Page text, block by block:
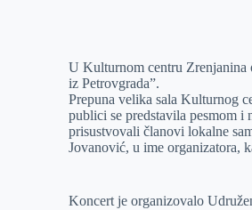
r
n
A
p
p
i
l
U Kulturnom centru Zrenjanina
iz Petrovgrada”.
Prepuna velika sala Kulturnog
publici se predstavila pesmom i
prisustvovali članovi lokalne
Jovanović, u ime organizatora,
Koncert je organizovalo